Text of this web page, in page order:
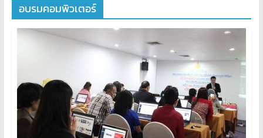
อบรมคอมพิวเตอร์